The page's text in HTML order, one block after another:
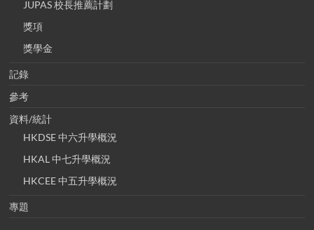
JUPAS 校長推薦計劃
獎項
獎學金
記錄
參考
資料/統計
HKDSE 中六升學概況
HKAL 中七升學概況
HKCEE 中五升學概況
專題